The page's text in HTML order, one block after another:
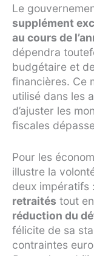
Le
supplément
au cours de
dépendra
budgétaire et
financières. Ce
utilisé dans les
d’ajuster les
fiscales
Pour les
illustre la
deux impératifs :
retraités tout en
réduction du
félicite de sa
contraintes